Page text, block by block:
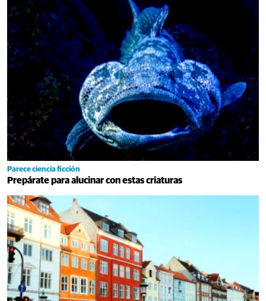
Parece ciencia ficción
Prepárate para alucinar con estas criaturas